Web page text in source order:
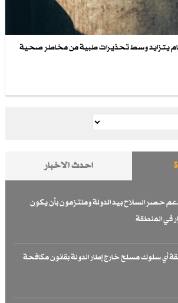
يتزايد وسط تحذيرات طبية من مخاطر صحية
احدث الاخبار
حصر السلاح بيد الدولة وملتزمون بأن يكون
في المنطقة
أي سلوك مسلح خارج إطار الدولة بقانون مكافحة